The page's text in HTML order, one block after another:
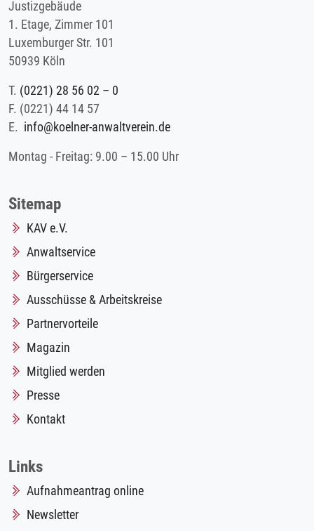
Justizgebäude
1. Etage, Zimmer 101
Luxemburger Str. 101
50939 Köln
T. (0221) 28 56 02 – 0
F. (0221) 44 14 57
E. info@koelner-anwaltverein.de
Montag - Freitag: 9.00 – 15.00 Uhr
Sitemap
KAV e.V.
Anwaltservice
Bürgerservice
Ausschüsse & Arbeitskreise
Partnervorteile
Magazin
Mitglied werden
Presse
Kontakt
Links
Aufnahmeantrag online
Newsletter